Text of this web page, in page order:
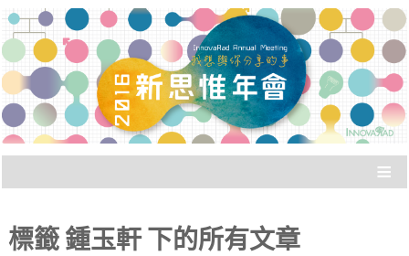
新思惟年會：我想與你分
享的事
被稱為「婚禮之外最常遇到同學的場合」，新思
惟年會讓新思惟之友們廣泛聚會。與老朋友聊
聊、聽聽新朋友說什麼？
≡
標籤 鍾玉軒下的所有文章